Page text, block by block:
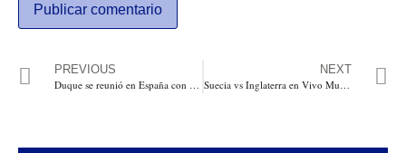
PREVIOUS
Duque se reunió en España con Barack Obama. Lo consideró importante y lo reseñó en tuitter
NEXT
Suecia vs Inglaterra en Vivo Mundial 2018 por cuartos de Final Previa y Horarios en el Mundo